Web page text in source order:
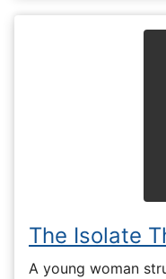
The Isolate
A young woman